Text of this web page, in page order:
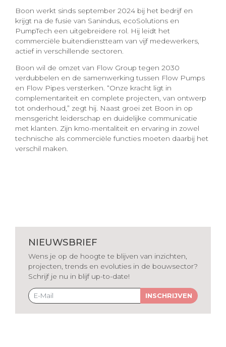
Boon werkt sinds september 2024 bij het bedrijf en
krijgt na de fusie van Sanindus, ecoSolutions en
PumpTech een uitgebreidere rol. Hij leidt het
commerciële buitendienstteam van vijf medewerkers,
actief in verschillende sectoren.
Boon wil de omzet van Flow Group tegen 2030
verdubbelen en de samenwerking tussen Flow Pumps
en Flow Pipes versterken. “Onze kracht ligt in
complementariteit en complete projecten, van ontwerp
tot onderhoud,” zegt hij. Naast groei zet Boon in op
mensgericht leiderschap en duidelijke communicatie
met klanten. Zijn kmo-mentaliteit en ervaring in zowel
technische als commerciële functies moeten daarbij het
verschil maken.
NIEUWSBRIEF
Wens je op de hoogte te blijven van inzichten,
projecten, trends en evoluties in de bouwsector?
Schrijf je nu in blijf up-to-date!
INSCHRIJVEN